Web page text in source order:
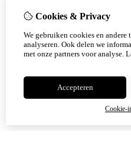
Cookies & Privacy
We gebruiken cookies en
analyseren. Ook delen we
met onze partners voor analyse.
Accepteren
Cookie-
Vanaf 17 augustus zijn alle
Scherpenisse) weer geopend.